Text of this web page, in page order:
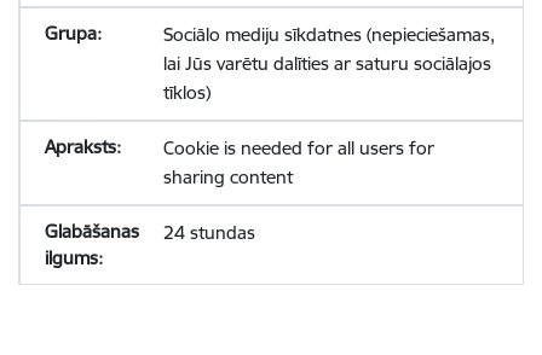
Sociālo mediju sīkdatnes (nepieciešamas,
lai Jūs varētu dalīties ar saturu sociālajos
tīklos)
Cookie is needed for all users for
sharing content
24 stundas